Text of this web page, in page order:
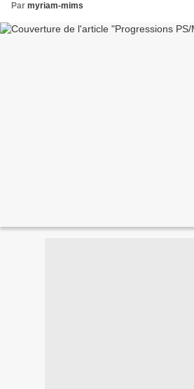
Par myriam-mims